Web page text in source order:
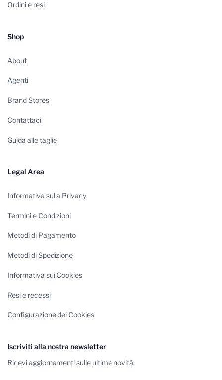
Ordini e resi
Shop
About
Agenti
Brand Stores
Contattaci
Guida alle taglie
Legal Area
Informativa sulla Privacy
Termini e Condizioni
Metodi di Pagamento
Metodi di Spedizione
Informativa sui Cookies
Resi e recessi
Configurazione dei Cookies
Iscriviti alla nostra newsletter
Ricevi aggiornamenti sulle ultime novità.